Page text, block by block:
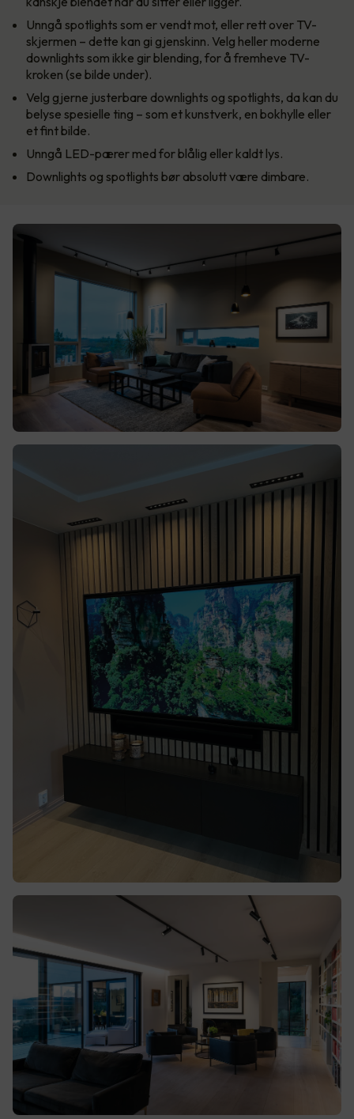
Unngå spotlights som er vendt mot, eller rett over TV-
skjermen – dette kan gi gjenskinn. Velg heller moderne
downlights som ikke gir blending, for å fremheve TV-
kroken (se bilde under).
Velg gjerne justerbare downlights og spotlights, da kan du
belyse spesielle ting – som et kunstverk, en bokhylle eller
et fint bilde.
Unngå LED-pærer med for blålig eller kaldt lys.
Downlights og spotlights bør absolutt være dimbare.